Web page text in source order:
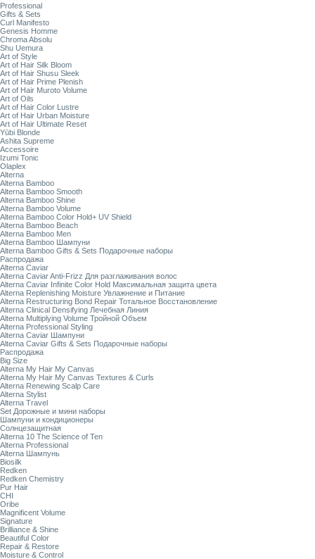
Professional
Gifts & Sets
Curl Manifesto
Genesis Homme
Chroma Absolu
Shu Uemura
Art of Style
Art of Hair Silk Bloom
Art of Hair Shusu Sleek
Art of Hair Prime Plenish
Art of Hair Muroto Volume
Art of Oils
Art of Hair Color Lustre
Art of Hair Urban Moisture
Art of Hair Ultimate Reset
Yūbi Blonde
Ashita Supreme
Accessoire
Izumi Tonic
Olaplex
Alterna
Alterna Bamboo
Alterna Bamboo Smooth
Alterna Bamboo Shine
Alterna Bamboo Volume
Alterna Bamboo Color Hold+ UV Shield
Alterna Bamboo Beach
Alterna Bamboo Men
Alterna Bamboo Шампуни
Alterna Bamboo Gifts & Sets Подарочные наборы
Распродажа
Alterna Caviar
Alterna Caviar Anti-Frizz Для разглаживания волос
Alterna Caviar Infinite Color Hold Максимальная защита цвета
Alterna Replenishing Moisture Увлажнение и Питание
Alterna Restructuring Bond Repair Тотальное Восстановление
Alterna Clinical Densifying Лечебная Линия
Alterna Multiplying Volume Тройной Объем
Alterna Professional Styling
Alterna Caviar Шампуни
Alterna Caviar Gifts & Sets Подарочные наборы
Распродажа
Big Size
Alterna My Hair My Canvas
Alterna My Hair My Canvas Textures & Curls
Alterna Renewing Scalp Care
Alterna Stylist
Alterna Travel
Set Дорожные и мини наборы
Шампуни и кондиционеры
Солнцезащитная
Alterna 10 The Science of Ten
Alterna Professional
Alterna Шампунь
Biosilk
Redken
Redken Chemistry
Pur Hair
CHI
Oribe
Magnificent Volume
Signature
Brilliance & Shine
Beautiful Color
Repair & Restore
Moisture & Control